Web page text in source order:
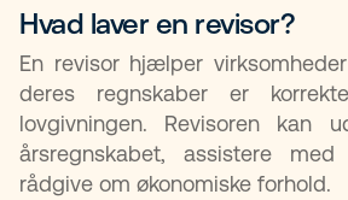
Hvad laver en revisor?
En revisor hjælper
deres regnskaber er
lovgivningen. Revisoren kan
årsregnskabet, assistere
rådgive om økonomiske forhold.